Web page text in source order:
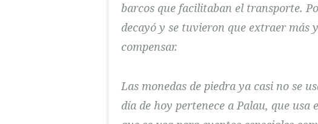
barcos que facilitaban el transporte.
decayó y se tuvieron que extraer más
compensar.
Las monedas de piedra ya casi no se
día de hoy pertenece a Palau, que usa